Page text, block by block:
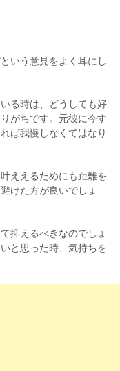
いう意見をよく耳にし
る時は、どうしても好
がちです。元彼に今す
ば我慢しなくてはなり
ええるためにも距離を
けた方が良いでしょ
抑えるべきなのでしょ
と思った時、気持ちを